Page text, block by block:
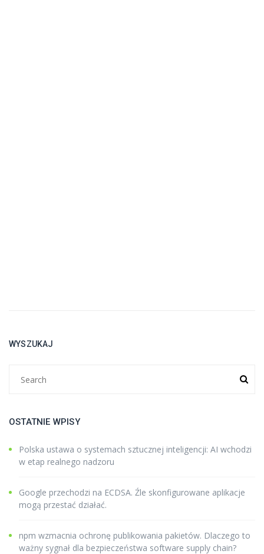
WYSZUKAJ
OSTATNIE WPISY
Polska ustawa o systemach sztucznej inteligencji: AI wchodzi
w etap realnego nadzoru
Google przechodzi na ECDSA. Źle skonfigurowane aplikacje
mogą przestać działać.
npm wzmacnia ochronę publikowania pakietów. Dlaczego to
ważny sygnał dla bezpieczeństwa software supply chain?